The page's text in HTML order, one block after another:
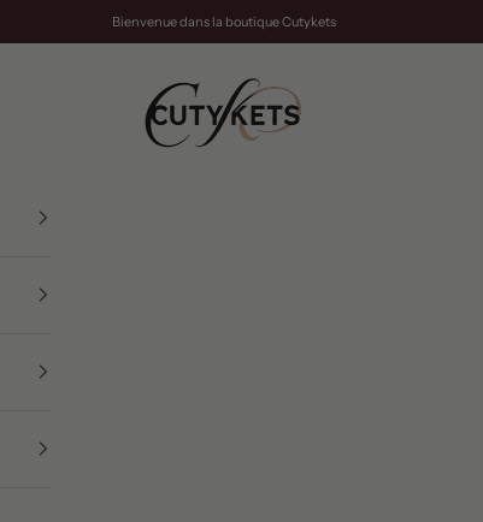
Bienvenue dans la boutique Cutykets
cutykets